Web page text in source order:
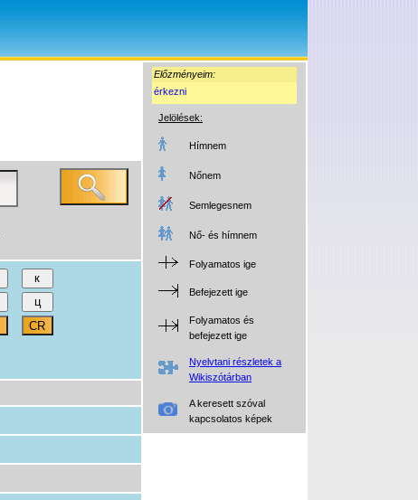
Előzményeim:
érkezni
Jelölések:
Hímnem
Nőnem
Semlegesnem
Nő- és hímnem
Folyamatos ige
Befejezett ige
Folyamatos és
befejezett ige
Nyelvtani részletek a
Wikiszótárban
A keresett szóval
kapcsolatos képek